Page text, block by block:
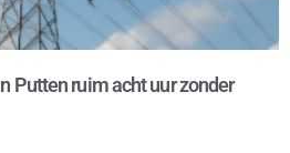
Putten ruim acht uur zonder